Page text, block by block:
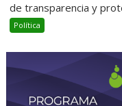
de transparencia y
Política